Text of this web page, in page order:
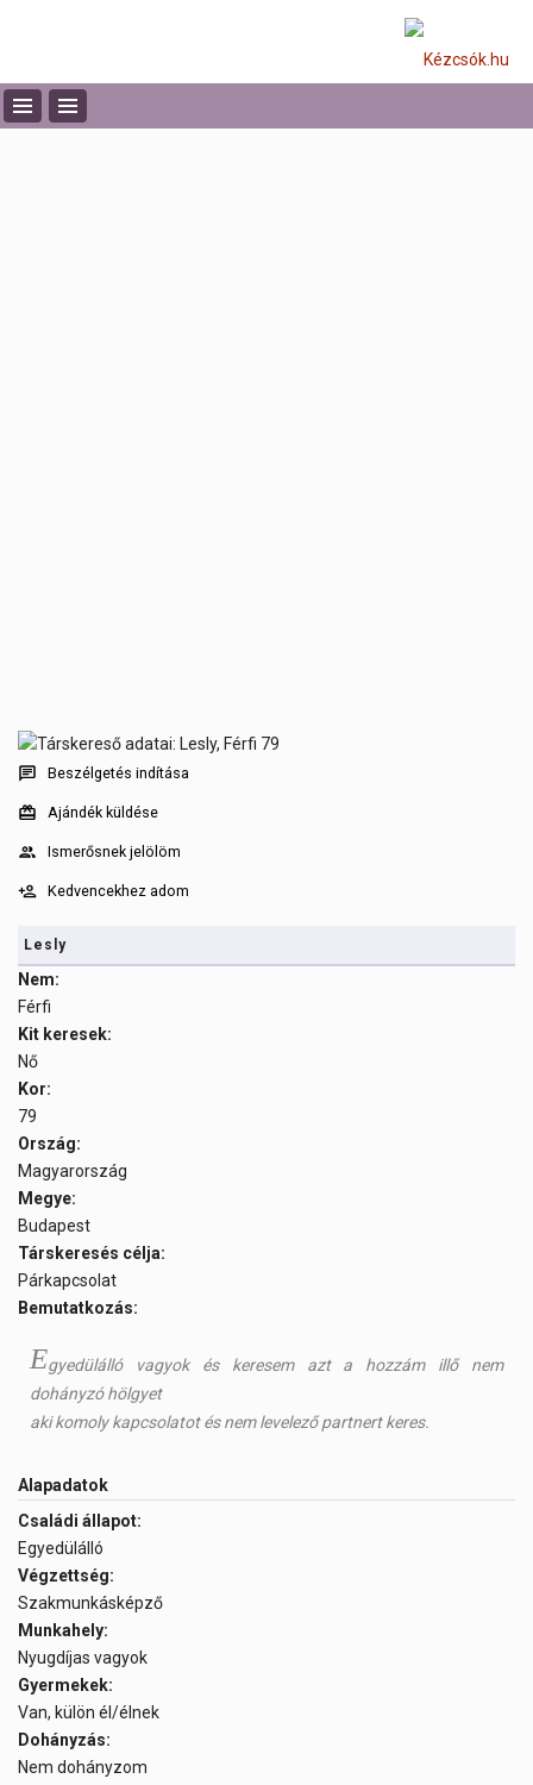
Beszélgetés indítása
Ajándék küldése
Ismerősnek jelölöm
Kedvencekhez adom
Lesly
Nem:
Férfi
Kit keresek:
Nő
Kor:
79
Ország:
Magyarország
Megye:
Budapest
Társkeresés célja:
Párkapcsolat
Bemutatkozás:
Egyedülálló vagyok és keresem azt a hozzám illő nem
dohányzó hölgyet
aki komoly kapcsolatot és nem levelező partnert keres.
Alapadatok
Családi állapot:
Egyedülálló
Végzettség:
Szakmunkásképző
Munkahely:
Nyugdíjas vagyok
Gyermekek:
Van, külön él/élnek
Dohányzás:
Nem dohányzom